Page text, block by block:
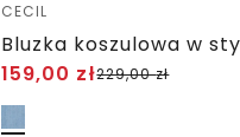
CECIL
Bluzka koszulowa w
159,00 zł229,00zł